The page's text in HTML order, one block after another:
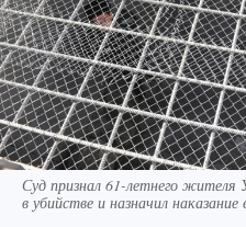
Суд признал 61-летнего
в убийстве и назначил